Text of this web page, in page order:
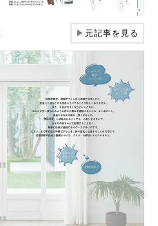
▶元記事を見る